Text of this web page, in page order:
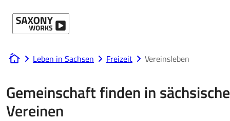
www.saxony-works.com
Leben in Sachsen Freizeit Vereinsleben
Gemeinschaft finden in
Vereinen